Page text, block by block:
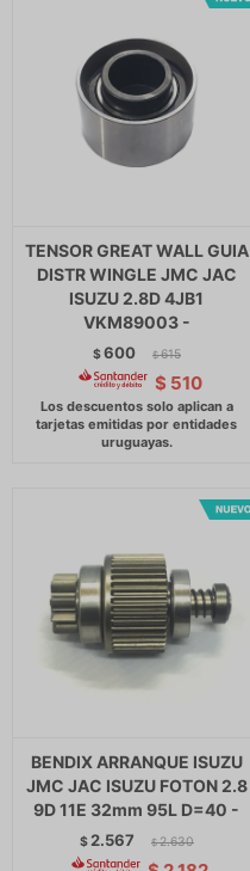
TENSOR GREAT WALL GUIA
DISTR WINGLE JMC JAC
ISUZU 2.8D 4JB1
VKM89003 -
$600 $ 615
$ 510
BENDIX ARRANQUE ISUZU
JMC JAC ISUZU FOTON 2.8
9D 11E 32mm 95L D=40 -
$ 2.567 $ 2.630